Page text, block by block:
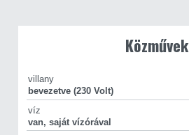
Közművek
villany
bevezetve (230 Volt)
víz
van, saját vízórával